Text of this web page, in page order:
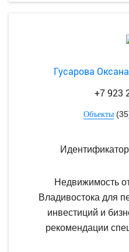
Гусарова
+7 923
Объекты
Недвижимость
Владивостока для
инвестиций и
рекомендации